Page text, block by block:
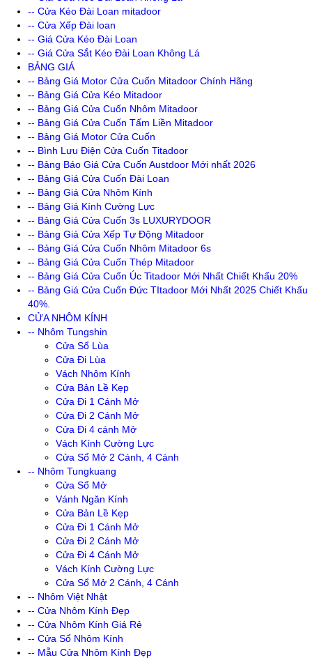
-- Cửa Kéo Đài Loan mitadoor
-- Cửa Xếp Đài loan
-- Giá Cửa Kéo Đài Loan
-- Giá Cửa Sắt Kéo Đài Loan Không Lá
BẢNG GIÁ
-- Bảng Giá Motor Cửa Cuốn Mitadoor Chính Hãng
-- Bảng Giá Cửa Kéo Mitadoor
-- Bảng Giá Cửa Cuốn Nhôm Mitadoor
-- Bảng Giá Cửa Cuốn Tấm Liền Mitadoor
-- Bảng Giá Motor Cửa Cuốn
-- Bình Lưu Điện Cửa Cuốn Titadoor
-- Bảng Báo Giá Cửa Cuốn Austdoor Mới nhất 2026
-- Bảng Giá Cửa Cuốn Đài Loan
-- Bảng Giá Cửa Nhôm Kính
-- Bảng Giá Kính Cường Lực
-- Bảng Giá Cửa Cuốn 3s LUXURYDOOR
-- Bảng Giá Cửa Xếp Tự Động Mitadoor
-- Bảng Giá Cửa Cuốn Nhôm Mitadoor 6s
-- Bảng Giá Cửa Cuốn Thép Mitadoor
-- Bảng Giá Cửa Cuốn Úc Titadoor Mới Nhất Chiết Khấu 20%
-- Bảng Giá Cửa Cuốn Đức TItadoor Mới Nhất 2025 Chiết Khấu
40%.
CỬA NHÔM KÍNH
-- Nhôm Tungshin
Cửa Sổ Lùa
Cửa Đi Lùa
Vách Nhôm Kính
Cửa Bản Lề Kẹp
Cửa Đi 1 Cánh Mở
Cửa Đi 2 Cánh Mở
Cửa Đi 4 cánh Mở
Vách Kính Cường Lực
Cửa Sổ Mở 2 Cánh, 4 Cánh
-- Nhôm Tungkuang
Cửa Sổ Mở
Vánh Ngăn Kính
Cửa Bản Lề Kẹp
Cửa Đi 1 Cánh Mở
Cửa Đi 2 Cánh Mở
Cửa Đi 4 Cánh Mở
Vách Kính Cường Lực
Cửa Sổ Mở 2 Cánh, 4 Cánh
-- Nhôm Việt Nhật
-- Cửa Nhôm Kính Đẹp
-- Cửa Nhôm Kính Giá Rẻ
-- Cửa Sổ Nhôm Kính
-- Mẫu Cửa Nhôm Kính Đẹp